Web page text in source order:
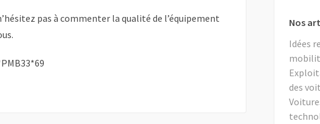
pas à commenter la qualité de l’équipement
Nos
Idées
des